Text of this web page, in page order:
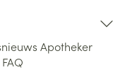
Apotheker
FAQ